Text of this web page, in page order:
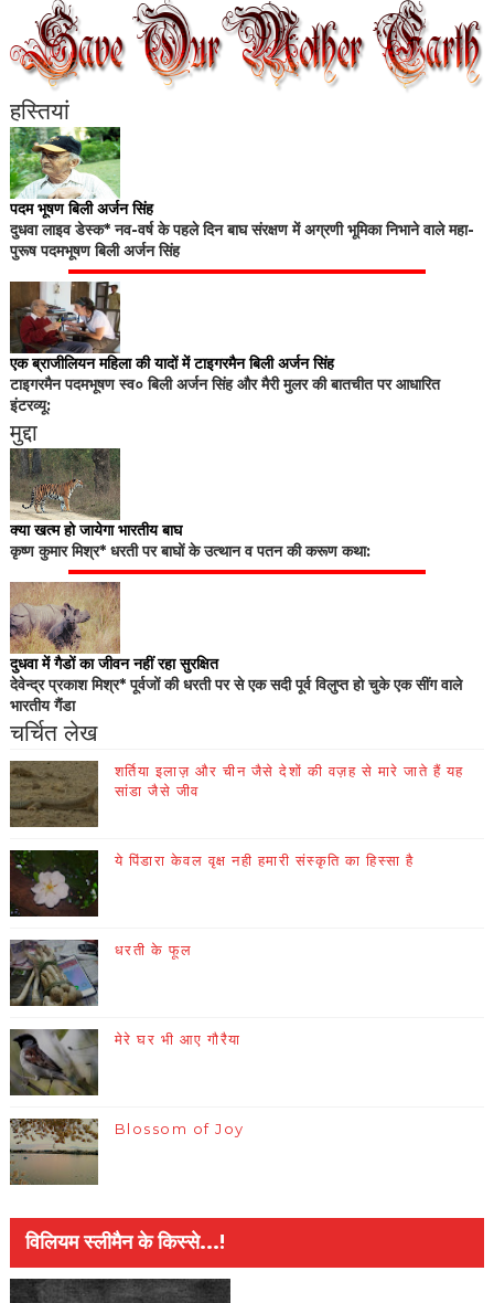
हस्तियां
पदम भूषण बिली अर्जन सिंह
दुधवा लाइव डेस्क* नव-वर्ष के पहले दिन बाघ संरक्षण में अग्रणी भूमिका निभाने वाले महा-
पुरूष पदमभूषण बिली अर्जन सिंह
एक ब्राजीलियन महिला की यादों में टाइगरमैन बिली अर्जन सिंह
टाइगरमैन पदमभूषण स्व० बिली अर्जन सिंह और मैरी मुलर की बातचीत पर आधारित
इंटरव्यू:
मुद्दा
क्या खत्म हो जायेगा भारतीय बाघ
कृष्ण कुमार मिश्र* धरती पर बाघों के उत्थान व पतन की करूण कथा:
दुधवा में गैडों का जीवन नहीं रहा सुरक्षित
देवेन्द्र प्रकाश मिश्र* पूर्वजों की धरती पर से एक सदी पूर्व विलुप्त हो चुके एक सींग वाले
भारतीय गैंडा
चर्चित लेख
शर्तिया इलाज़ और चीन जैसे देशों की वज़ह से मारे जाते हैं यह
सांडा जैसे जीव
ये पिंडारा केवल वृक्ष नही हमारी संस्कृति का हिस्सा है
धरती के फूल
मेरे घर भी आए गौरैया
Blossom of Joy
विलियम स्लीमैन के किस्से...!